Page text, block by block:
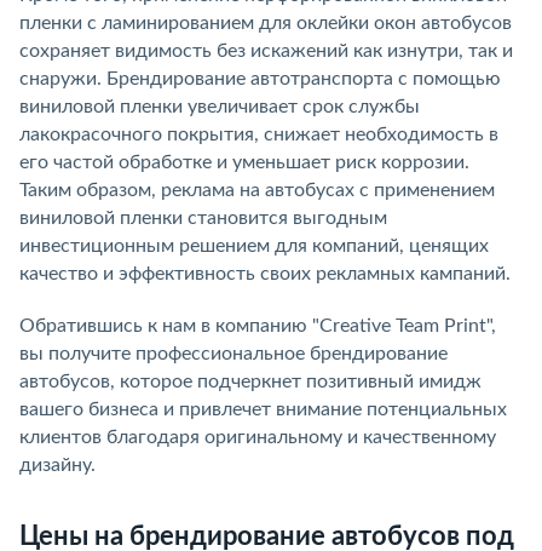
пленки с ламинированием для оклейки окон автобусов
сохраняет видимость без искажений как изнутри, так и
снаружи. Брендирование автотранспорта с помощью
виниловой пленки увеличивает срок службы
лакокрасочного покрытия, снижает необходимость в
его частой обработке и уменьшает риск коррозии.
Таким образом, реклама на автобусах с применением
виниловой пленки становится выгодным
инвестиционным решением для компаний, ценящих
качество и эффективность своих рекламных кампаний.
Обратившись к нам в компанию "Creative Team Print",
вы получите профессиональное брендирование
автобусов, которое подчеркнет позитивный имидж
вашего бизнеса и привлечет внимание потенциальных
клиентов благодаря оригинальному и качественному
дизайну.
Цены на брендирование автобусов под